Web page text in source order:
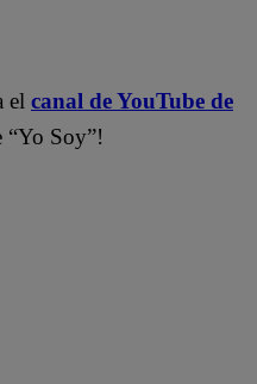
el canal de YouTube de
Soy”!